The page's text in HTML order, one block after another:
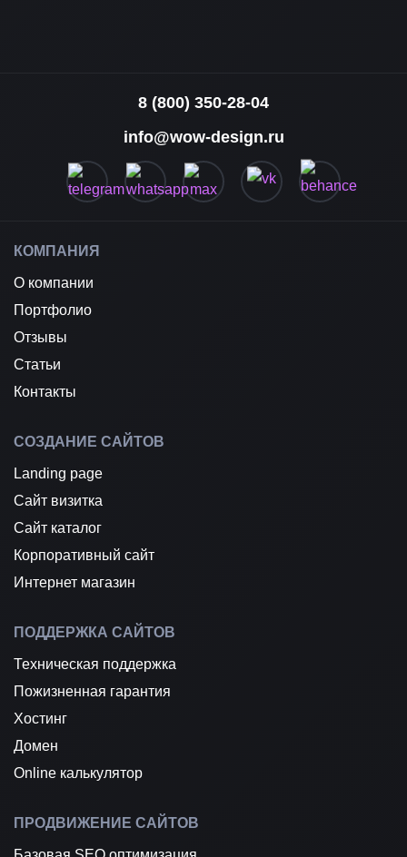
8 (800) 350-28-04
info@wow-design.ru
КОМПАНИЯ
О компании
Портфолио
Отзывы
Статьи
Контакты
СОЗДАНИЕ САЙТОВ
Landing page
Сайт визитка
Сайт каталог
Корпоративный сайт
Интернет магазин
ПОДДЕРЖКА САЙТОВ
Техническая поддержка
Пожизненная гарантия
Хостинг
Домен
Online калькулятор
ПРОДВИЖЕНИЕ САЙТОВ